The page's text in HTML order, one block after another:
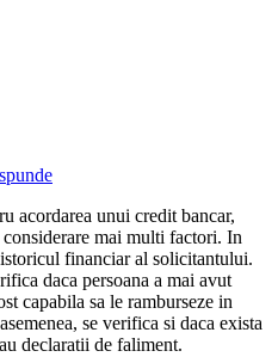
acordarea unui credit bancar,
mai multi factori. In
financiar al solicitantului.
daca persoana a mai avut
capabila sa le ramburseze in
se verifica si daca exista
declaratii de faliment.